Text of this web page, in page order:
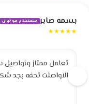
بسمه صابر مستخدم موثوق
★★★★★
تعامل ممتاز
الاواصلت تحفه بجد